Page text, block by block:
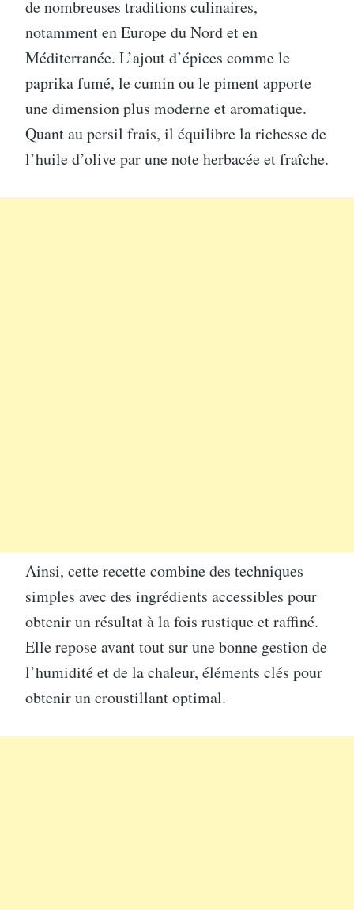
de nombreuses traditions culinaires,
notamment en Europe du Nord et en
Méditerranée. L’ajout d’épices comme le
paprika fumé, le cumin ou le piment apporte
une dimension plus moderne et aromatique.
Quant au persil frais, il équilibre la richesse de
l’huile d’olive par une note herbacée et fraîche.
Ainsi, cette recette combine des techniques
simples avec des ingrédients accessibles pour
obtenir un résultat à la fois rustique et raffiné.
Elle repose avant tout sur une bonne gestion de
l’humidité et de la chaleur, éléments clés pour
obtenir un croustillant optimal.